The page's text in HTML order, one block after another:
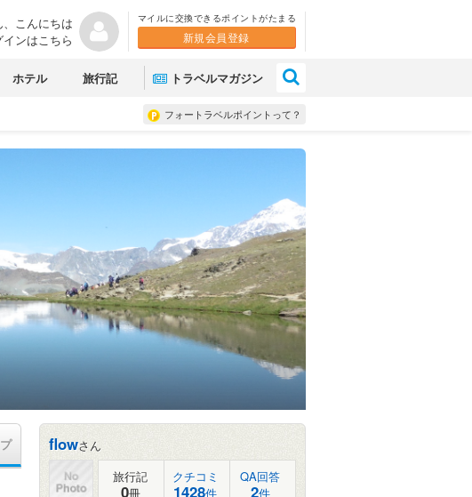
こんにちは
インはこちら
マイルに交換できるポイントがたまる
新規会員登録
ホテル 旅行記 トラベルマガジン
フォートラベルポイントって？
flowさん
旅行記
0冊
クチコミ
1428件
QA回答
2件